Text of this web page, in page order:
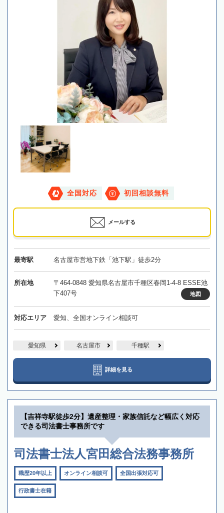
全国対応 初回相談無料
メールする
最寄駅 名古屋市営地下鉄「池下駅」徒歩2分
所在地
〒464-0848 愛知県名古屋市千種区春岡1-4-8 ESSE池
下407号
地図
対応エリア 愛知、全国オンライン相談可
愛知県 名古屋市 千種駅
詳細を見る
【吉祥寺駅徒歩2分】遺産整理・家族信託など幅広く対応
できる司法書士事務所です
司法書士法人宮田総合法務事務所
職歴20年以上 オンライン相談可 全国出張対応可
行政書士在籍